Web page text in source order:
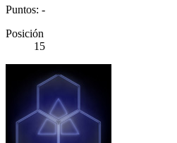
Puntos: -
Posición
15